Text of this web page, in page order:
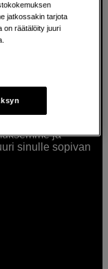
vuoden ajan
ja tuotteita
ja
ideat
valitsemaan
ja
sinulle sopivan
jatkossakin tarjota
on räätälöity juuri